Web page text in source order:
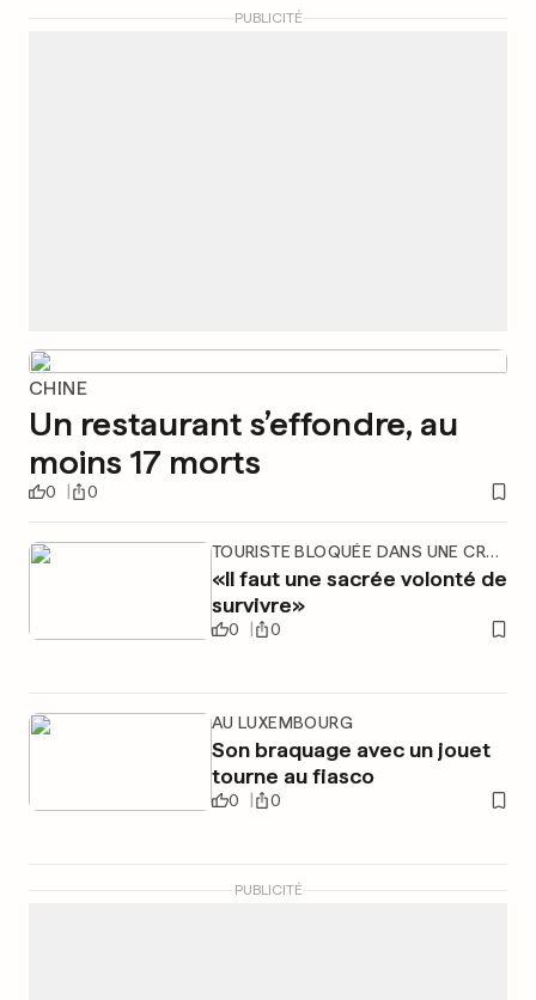
PUBLICITÉ
CHINE
Un restaurant s’effondre, au
moins 17 morts
0 0
TOURISTE BLOQUÉE DANS UNE CREVASSE
«Il faut une sacrée volonté de
survivre»
0 0
AU LUXEMBOURG
Son braquage avec un jouet
tourne au fiasco
0 0
PUBLICITÉ